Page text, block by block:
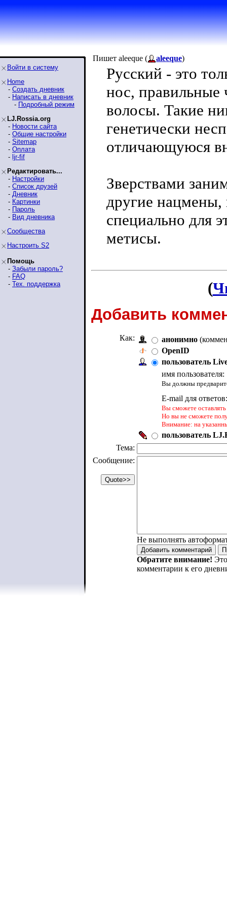
Войти в систему
Home
- Создать дневник
- Написать в дневник
- Подробный режим
LJ.Rossia.org
- Новости сайта
- Общие настройки
- Sitemap
- Оплата
- ljr-fif
Редактировать...
- Настройки
- Список друзей
- Дневник
- Картинки
- Пароль
- Вид дневника
Сообщества
Настроить S2
Помощь
- Забыли пароль?
- FAQ
- Тех. поддержка
Пишет aleeque ( aleeque)
Русский - это
нос, правильные
волосы. Такие
генетически
отличающуюся
Зверствами
другие
специально для
метисы.
(
Добавить
Как: анонимно
OpenID
пользователь
имя пользователя:
Вы должны
E-mail для
Вы сможете
Но вы не сможете
Внимание: на
пользователь
Тема:
Сообщение:
Не выполнять
Обратите внимание!
комментарии к его